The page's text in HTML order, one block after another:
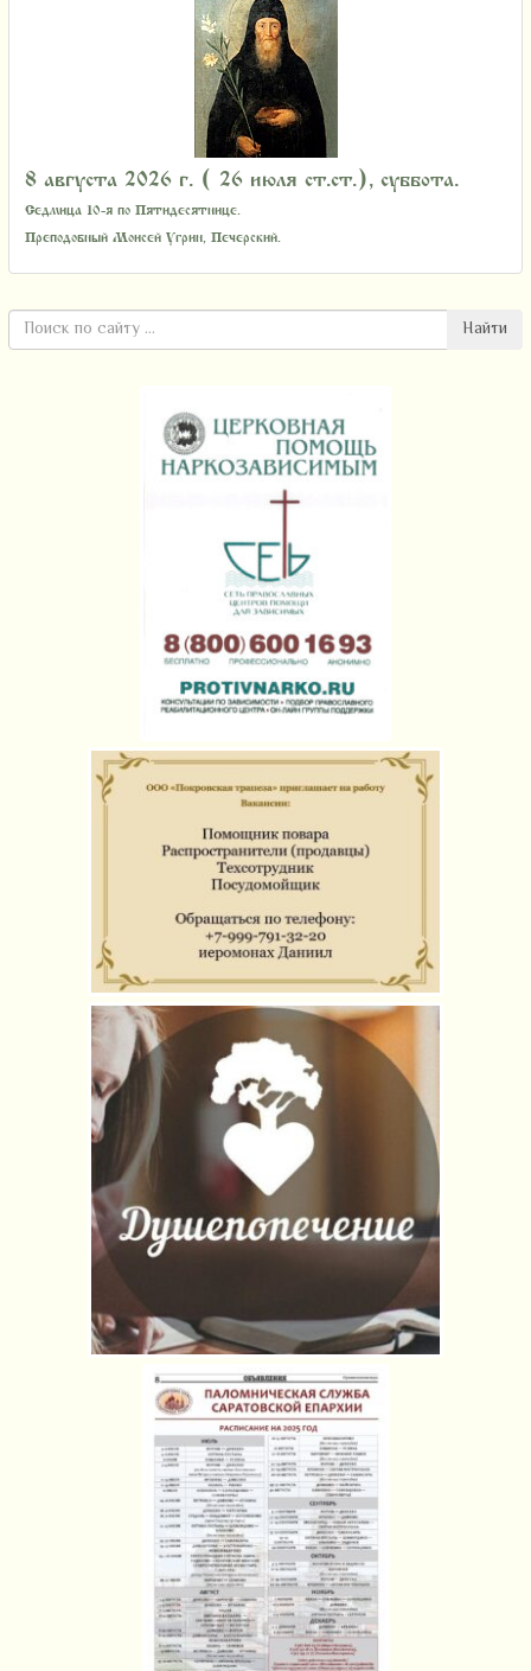
8 августа 2026 г. ( 26 июля ст.ст.), суббота.
Седмица 10-я по Пятидесятнице.
Преподобный Моисей Угрин, Печерский.
Найти